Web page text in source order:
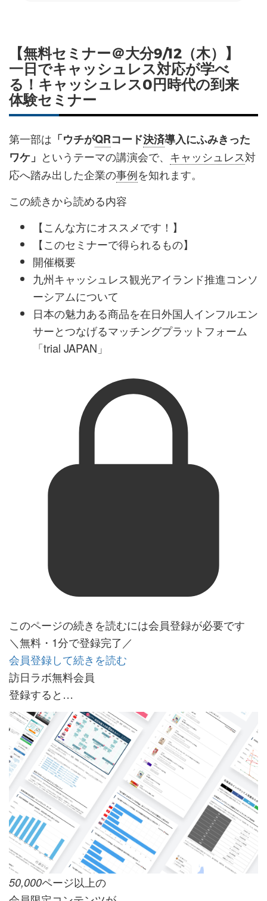
【無料セミナー＠大分9/12（木）】
一日でキャッシュレス対応が学べ
る！キャッシュレス0円時代の到来
体験セミナー
第一部は 「ウチがQRコード決済導入にふみきった
ワケ」 というテーマの講演会で、 キャッシュレス対
応へ踏み出した企業の事例を知れます。
この続きから読める内容
【こんな方にオススメです！】
【このセミナーで得られるもの】
開催概要
九州キャッシュレス観光アイランド推進コンソ
ーシアムについて
日本の魅力ある商品を在日外国人インフルエン
サーとつなげるマッチングプラットフォーム
「trial JAPAN」
このページの続きを読むには会員登録が必要です
＼無料・1分で登録完了／
会員登録して続きを読む
訪日ラボ無料会員
登録すると…
50,000ページ以上の